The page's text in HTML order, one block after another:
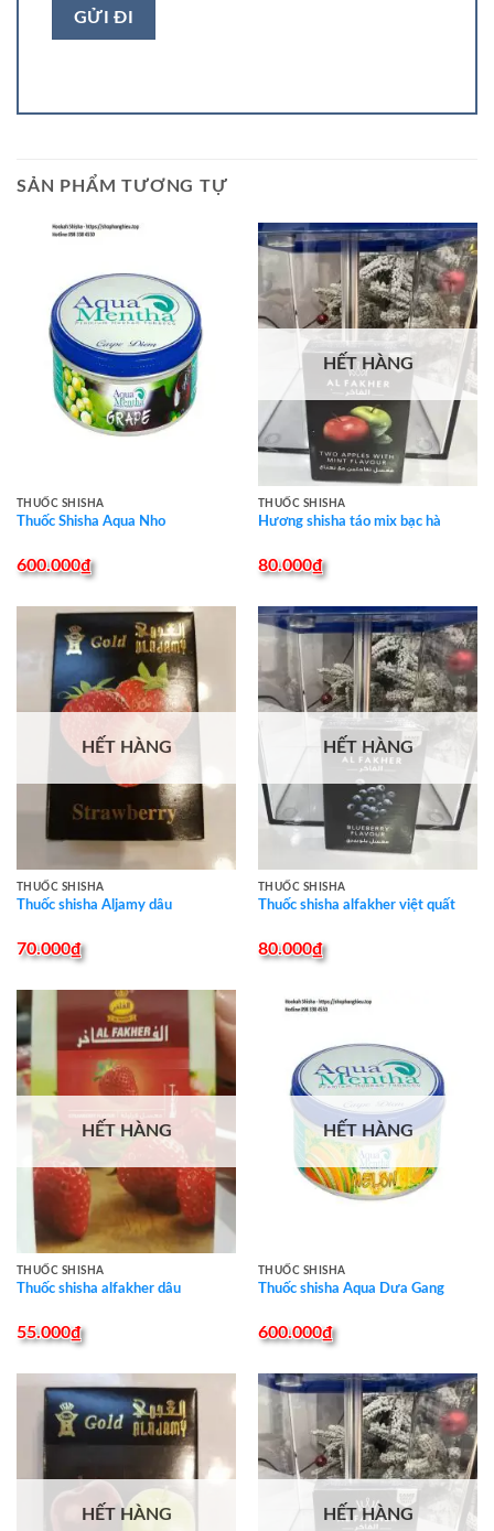
SẢN PHẨM TƯƠNG TỰ
THUỐC SHISHA
Thuốc Shisha Aqua Nho
600.000₫
HẾT HÀNG
THUỐC SHISHA
Hương shisha táo mix bạc hà
80.000₫
HẾT HÀNG
THUỐC SHISHA
Thuốc shisha Aljamy dâu
70.000₫
HẾT HÀNG
THUỐC SHISHA
Thuốc shisha alfakher việt quất
80.000₫
HẾT HÀNG
THUỐC SHISHA
Thuốc shisha alfakher dâu
55.000₫
HẾT HÀNG
THUỐC SHISHA
Thuốc shisha Aqua Dưa Gang
600.000₫
HẾT HÀNG HẾT HÀNG